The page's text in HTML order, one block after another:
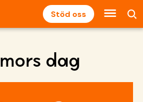
Stöd oss
mors dag